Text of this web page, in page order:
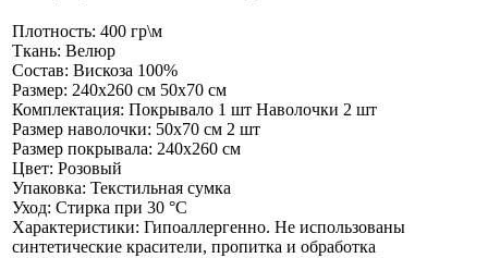
Плотность: 400 гр\м
Ткань: Велюр
Состав: Вискоза 100%
Размер: 240х260 см 50х70 см
Комплектация: Покрывало 1 шт Наволочки 2 шт
Размер наволочки: 50х70 см 2 шт
Размер покрывала: 240х260 см
Цвет: Розовый
Упаковка: Текстильная сумка
Уход: Стирка при 30 °С
Характеристики: Гипоаллергенно. Не использованы
синтетические красители, пропитка и обработка